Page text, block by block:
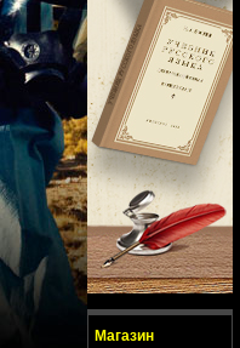
Магазин